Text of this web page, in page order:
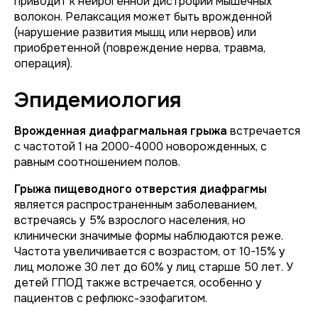
волокон. Релаксация может быть врожденной
(нарушение развития мышц или нервов) или
приобретенной (повреждение нерва, травма,
операция).
Эпидемиология
Врожденная диафрагмальная грыжа встречается
с частотой 1 на 2000-4000 новорожденных, с
равным соотношением полов.
Грыжа пищеводного отверстия диафрагмы
является распространенным заболеванием,
встречаясь у 5% взрослого населения, но
клинически значимые формы наблюдаются реже.
Частота увеличивается с возрастом, от 10-15% у
лиц моложе 30 лет до 60% у лиц старше 50 лет. У
детей ГПОД также встречается, особенно у
пациентов с рефлюкс-эзофагитом.